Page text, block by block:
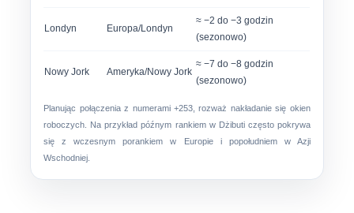
Londyn Europa/Londyn
≈ −2 do −3 godzin
(sezonowo)
Nowy Jork Ameryka/Nowy Jork
≈ −7 do −8 godzin
(sezonowo)
Planując połączenia z numerami +253, rozważ nakładanie się okien
roboczych. Na przykład późnym rankiem w Dżibuti często pokrywa
się z wczesnym porankiem w Europie i popołudniem w Azji
Wschodniej.